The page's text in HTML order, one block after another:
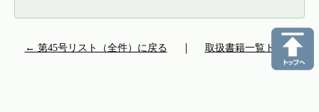
← 第45号リスト（全件）に戻る 取扱書籍一覧トップ